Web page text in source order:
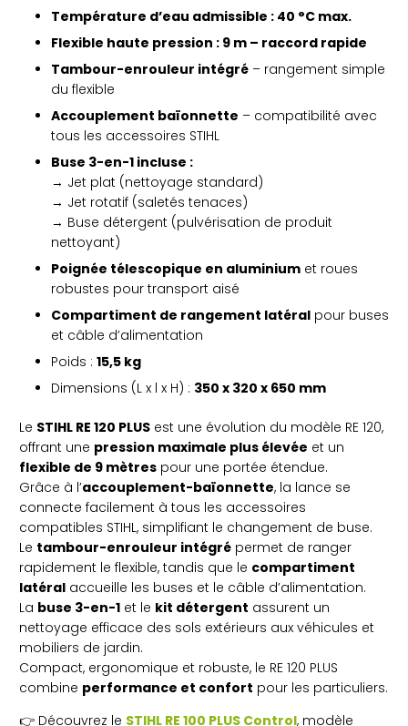
Température d’eau admissible : 40 °C max.
Flexible haute pression : 9 m – raccord rapide
Tambour-enrouleur intégré – rangement simple
du flexible
Accouplement baïonnette – compatibilité avec
tous les accessoires STIHL
Buse 3-en-1 incluse :
→ Jet plat (nettoyage standard)
→ Jet rotatif (saletés tenaces)
→ Buse détergent (pulvérisation de produit
nettoyant)
Poignée télescopique en aluminium et roues
robustes pour transport aisé
Compartiment de rangement latéral pour buses
et câble d’alimentation
Poids : 15,5 kg
Dimensions (L x l x H) : 350 x 320 x 650 mm
Le STIHL RE 120 PLUS est une évolution du modèle RE 120,
offrant une pression maximale plus élevée et un
flexible de 9 mètres pour une portée étendue.
Grâce à l’accouplement-baïonnette, la lance se
connecte facilement à tous les accessoires
compatibles STIHL, simplifiant le changement de buse.
Le tambour-enrouleur intégré permet de ranger
rapidement le flexible, tandis que le compartiment
latéral accueille les buses et le câble d’alimentation.
La buse 3-en-1 et le kit détergent assurent un
nettoyage efficace des sols extérieurs aux véhicules et
mobiliers de jardin.
Compact, ergonomique et robuste, le RE 120 PLUS
combine performance et confort pour les particuliers.
👉 Découvrez le STIHL RE 100 PLUS Control, modèle